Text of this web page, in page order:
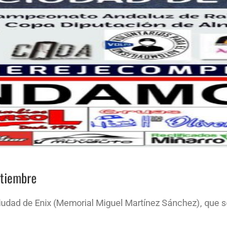
de Enix (Memorial Miguel Martínez Sánchez), que